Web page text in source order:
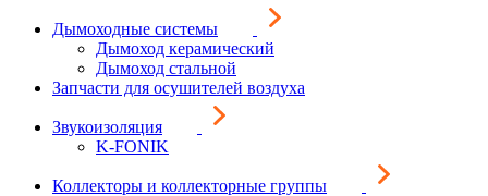
Дымоходные системы
Дымоход керамический
Дымоход стальной
Запчасти для осушителей воздуха
Звукоизоляция
K-FONIK
Коллекторы и коллекторные группы